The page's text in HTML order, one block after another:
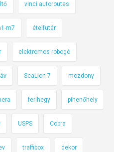
vinci autoroutes
m7 ételfutár
elektromos robogó
SeaLion 7 mozdony
ferihegy pihenőhely
USPS Cobra
traffibox dekor